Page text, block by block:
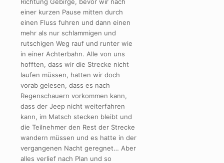
einer kurzen Pause mitten durch
einen Fluss fuhren und dann einen
mehr als nur schlammigen und
rutschigen Weg rauf und runter wie
in einer Achterbahn. Alle von uns
hofften, dass wir die Strecke nicht
laufen müssen, hatten wir doch
vorab gelesen, dass es nach
Regenschauern vorkommen kann,
dass der Jeep nicht weiterfahren
kann, im Matsch stecken bleibt und
die Teilnehmer den Rest der Strecke
wandern müssen und es hatte in der
vergangenen Nacht geregnet… Aber
alles verlief nach Plan und so